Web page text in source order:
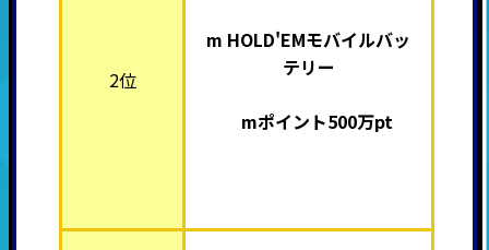
2位
m HOLD'EMモバイルバッ
テリー
mポイント500万pt